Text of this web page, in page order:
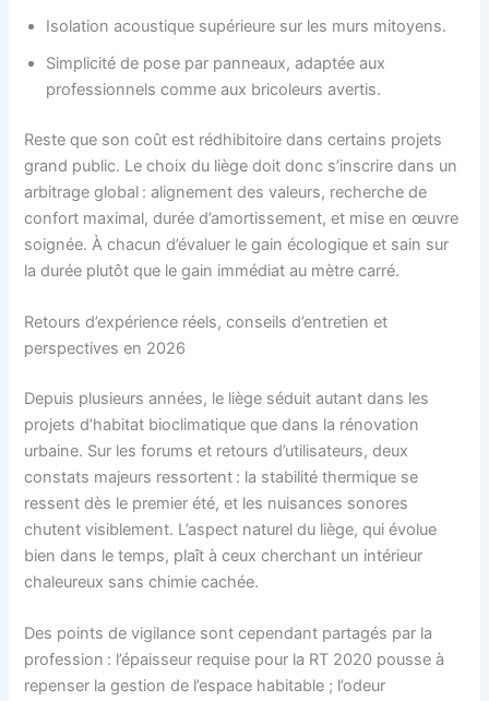
Isolation acoustique supérieure sur les murs mitoyens.
Simplicité de pose par panneaux, adaptée aux
professionnels comme aux bricoleurs avertis.
Reste que son coût est rédhibitoire dans certains projets
grand public. Le choix du liège doit donc s’inscrire dans un
arbitrage global : alignement des valeurs, recherche de
confort maximal, durée d’amortissement, et mise en œuvre
soignée. À chacun d’évaluer le gain écologique et sain sur
la durée plutôt que le gain immédiat au mètre carré.
Retours d’expérience réels, conseils d’entretien et
perspectives en 2026
Depuis plusieurs années, le liège séduit autant dans les
projets d’habitat bioclimatique que dans la rénovation
urbaine. Sur les forums et retours d’utilisateurs, deux
constats majeurs ressortent : la stabilité thermique se
ressent dès le premier été, et les nuisances sonores
chutent visiblement. L’aspect naturel du liège, qui évolue
bien dans le temps, plaît à ceux cherchant un intérieur
chaleureux sans chimie cachée.
Des points de vigilance sont cependant partagés par la
profession : l’épaisseur requise pour la RT 2020 pousse à
repenser la gestion de l’espace habitable ; l’odeur